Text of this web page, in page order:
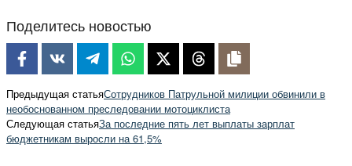
Поделитесь новостью
Предыдущая статьяСотрудников Патрульной милиции обвинили в
необоснованном преследовании мотоциклиста
Следующая статьяЗа последние пять лет выплаты зарплат
бюджетникам выросли на 61,5%